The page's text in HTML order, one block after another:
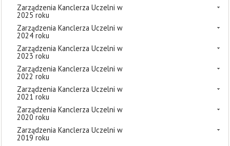
Zarządzenia Kanclerza Uczelni w
2025 roku
Zarządzenia Kanclerza Uczelni w
2024 roku
Zarządzenia Kanclerza Uczelni w
2023 roku
Zarządzenia Kanclerza Uczelni w
2022 roku
Zarządzenia Kanclerza Uczelni w
2021 roku
Zarządzenia Kanclerza Uczelni w
2020 roku
Zarządzenia Kanclerza Uczelni w
2019 roku